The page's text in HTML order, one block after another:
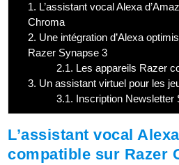
1. L’assistant vocal Alexa
Chroma
2. Une intégration d’Alexa
Razer Synapse 3
2.1. Les appareils Razer
3. Un assistant virtuel pour les
3.1. Inscription Newsletter
L’assistant vocal
compatible sur Razer